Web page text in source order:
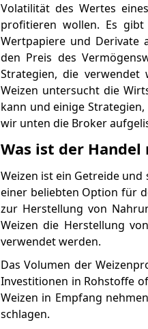
Volatilität des Wertes
profitieren wollen. Es
Wertpapiere und Derivate
den Preis des
Strategien, die
Weizen untersucht die
kann und einige
wir unten die Broker
Was ist der Handel
Weizen ist ein Getreide
einer beliebten Option für
zur Herstellung von
Weizen die Herstellung
verwendet werden.
Das Volumen der
Investitionen in Rohstoffe
Weizen in Empfang
schlagen.